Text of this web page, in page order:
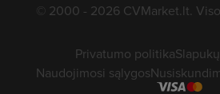
© 2000 - 2026 CVMarket.lt.
Privatumo politika
Naudojimosi sąlygos